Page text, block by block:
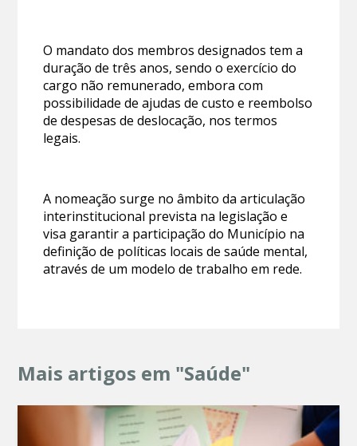
O mandato dos membros designados tem a
duração de três anos, sendo o exercício do
cargo não remunerado, embora com
possibilidade de ajudas de custo e reembolso
de despesas de deslocação, nos termos
legais.
A nomeação surge no âmbito da articulação
interinstitucional prevista na legislação e
visa garantir a participação do Município na
definição de políticas locais de saúde mental,
através de um modelo de trabalho em rede.
Mais artigos em "Saúde"